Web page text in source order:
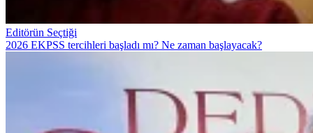
Editörün Seçtiği
2026 EKPSS tercihleri başladı mı? Ne zaman başlayacak?